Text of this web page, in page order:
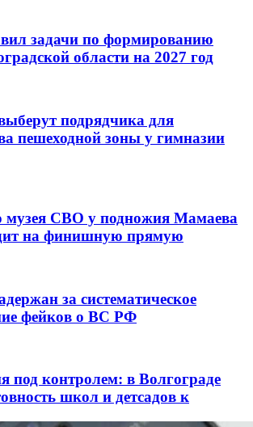
задачи по формированию
области на 2027 год
подрядчика для
пешеходной зоны у гимназии
музея СВО у подножия Мамаева
на финишную прямую
за систематическое
фейков о ВС РФ
под контролем: в Волгограде
школ и детсадов к